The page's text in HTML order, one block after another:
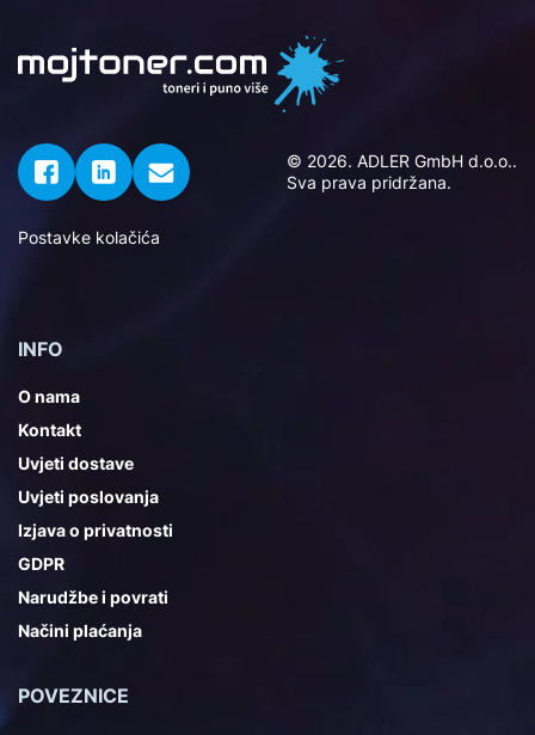
© 2026. ADLER GmbH d.o.o..
Sva prava pridržana.
Postavke kolačića
INFO
O nama
Kontakt
Uvjeti dostave
Uvjeti poslovanja
Izjava o privatnosti
GDPR
Narudžbe i povrati
Načini plaćanja
POVEZNICE